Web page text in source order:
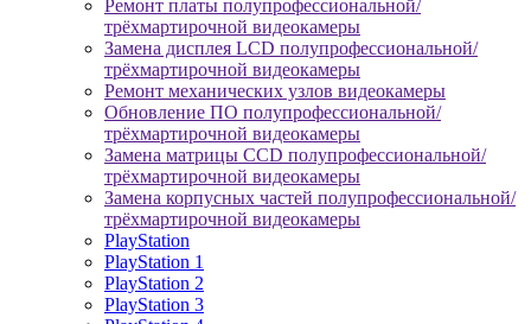
Ремонт платы полупрофессиональной/
трёхмартирочной видеокамеры
Замена дисплея LCD полупрофессиональной/
трёхмартирочной видеокамеры
Ремонт механических узлов видеокамеры
Обновление ПО полупрофессиональной/
трёхмартирочной видеокамеры
Замена матрицы CCD полупрофессиональной/
трёхмартирочной видеокамеры
Замена корпусных частей полупрофессиональной/
трёхмартирочной видеокамеры
PlayStation
PlayStation 1
PlayStation 2
PlayStation 3